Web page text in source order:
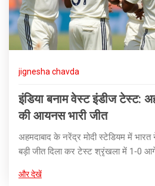
jignesha chavda
इंडिया बनाम वेस्ट इंडीज टेस्ट:
की आयनस भारी जीत
अहमदाबाद के नरेंद्र मोदी स्टेडियम में
बड़ी जीत दिला कर टेस्ट श्रृंखला में 1‑0 आगे
और देखें